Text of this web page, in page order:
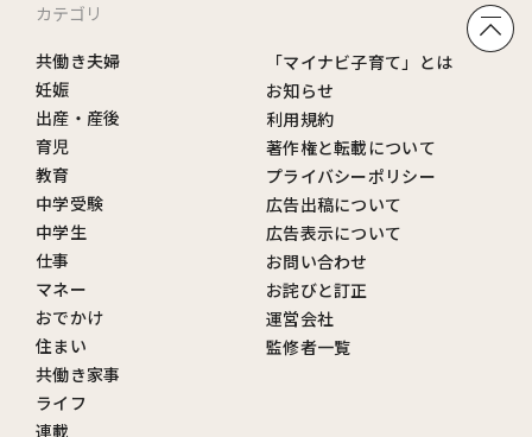
カテゴリ
共働き夫婦
妊娠
出産・産後
育児
教育
中学受験
中学生
仕事
マネー
おでかけ
住まい
共働き家事
ライフ
連載
「マイナビ子育て」とは
お知らせ
利用規約
著作権と転載について
プライバシーポリシー
広告出稿について
広告表示について
お問い合わせ
お詫びと訂正
運営会社
監修者一覧